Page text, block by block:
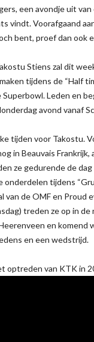
een avondje uit
vindt. Voorafgaand
bent, proef dan ook
Stiens zal dit
tijdens de “Half
Superbowl. Leden en
avond vanaf
tijden voor Takostu.
in Beauvais Frankrijk,
ze gedurende de dag
onderdelen tijdens
van de OMF en Proud
treden ze op in de
en komend
en een wedstrijd.
optreden van KTK in